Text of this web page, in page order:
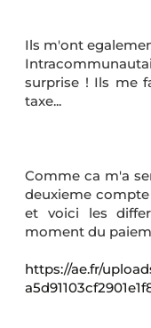
Ils m'ont
surprise ! Ils me
taxe...
Comme ca m'a
deuxieme
et voici les
moment du
https://ae.fr/